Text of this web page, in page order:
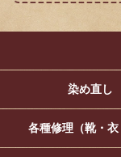
染め直し
各種修理（靴・衣